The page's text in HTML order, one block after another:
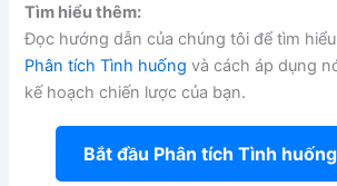
Tìm hiểu thêm:
Đọc hướng dẫn của chúng tôi để tìm
Phân tích Tình huống và cách áp dụng
kế hoạch chiến lược của bạn.
Bắt đầu Phân tích Tình